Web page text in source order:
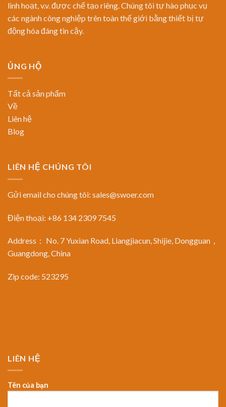
linh hoạt, v.v. được chế tạo riêng. Chúng tôi tự hào phục vụ
các ngành công nghiệp trên toàn thế giới bằng thiết bị tự
động hóa đáng tin cậy.
ỦNG HỘ
Tất cả sản phẩm
Về
Liên hệ
Blog
LIÊN HỆ CHÚNG TÔI
Gửi email cho chúng tôi: sales@swoer.com
Điện thoại: +86 134 2309 7545
Address： No. 7 Yuxian Road, Liangjiacun, Shijie, Dongguan，
Guangdong, China
Zip code: 523295
LIÊN HỆ
Tên của bạn